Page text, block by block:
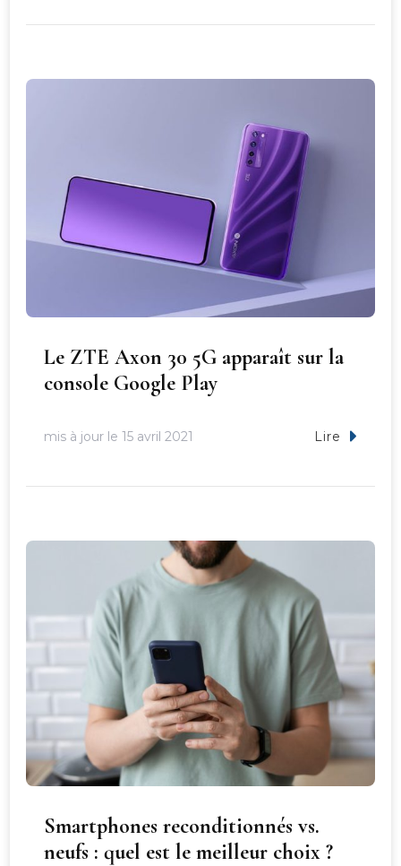
Le ZTE Axon 30 5G apparaît sur la
console Google Play
mis à jour le 15 avril 2021 Lire
Smartphones reconditionnés vs.
neufs : quel est le meilleur choix ?